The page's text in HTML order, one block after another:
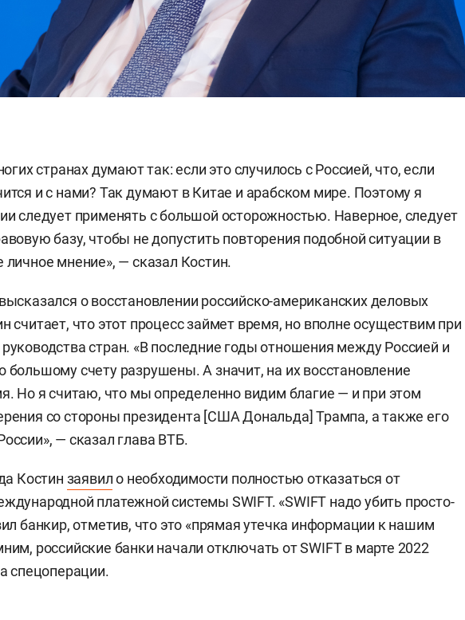
странах думают так: если это случилось с Россией, что, если
и с нами? Так думают в Китае и арабском мире. Поэтому я
следует применять с большой осторожностью. Наверное, следует
базу, чтобы не допустить повторения подобной ситуации в
мнение», — сказал Костин.
о восстановлении российско-американских деловых
считает, что этот процесс займет время, но вполне осуществим при
стран. «В последние годы отношения между Россией и
счету разрушены. А значит, на их восстановление
Но я считаю, что мы определенно видим благие — и при этом
со стороны президента [США Дональда] Трампа, а также его
— сказал глава ВТБ.
Костин заявило необходимости полностью отказаться от
платежной системы SWIFT. «SWIFT надо убить просто-
банкир, отметив, что это «прямая утечка информации к нашим
российские банки начали отключать от SWIFT в марте 2022
спецоперации.